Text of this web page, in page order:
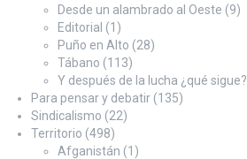
Desde un alambrado al Oeste (9)
Editorial (1)
Puño en Alto (28)
Tábano (113)
Y después de la lucha ¿qué sigue?
Para pensar y debatir (135)
Sindicalismo (22)
Territorio (498)
Afganistán (1)